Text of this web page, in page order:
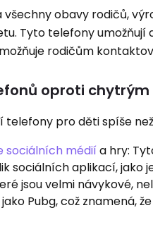
všechny obavy rodičů,
Tyto telefony
rodičům
oproti
telefony pro děti spíše
sociálních médií a hry:
sociálních aplikací, jako
jsou velmi návykové,
Pubg, což znamená,